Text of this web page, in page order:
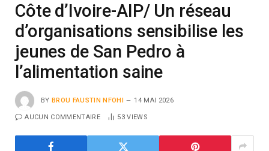
Côte d’Ivoire-AIP/ Un réseau
d’organisations sensibilise les
jeunes de San Pedro à
l’alimentation saine
BY BROU FAUSTIN NFOHI 14 MAI 2026
AUCUN COMMENTAIRE 53VIEWS